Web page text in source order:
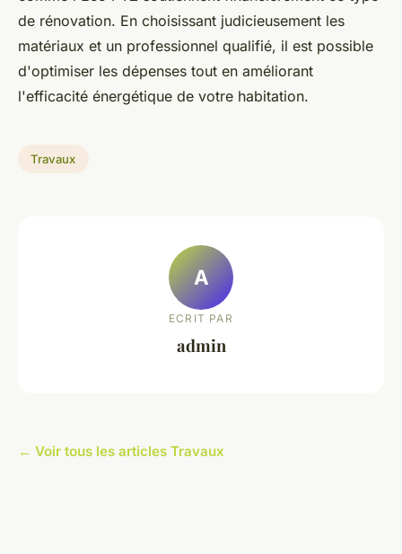
de rénovation. En choisissant judicieusement les
matériaux et un professionnel qualifié, il est possible
d'optimiser les dépenses tout en améliorant
l'efficacité énergétique de votre habitation.
Travaux
A
ECRIT PAR
admin
← Voir tous les articles Travaux